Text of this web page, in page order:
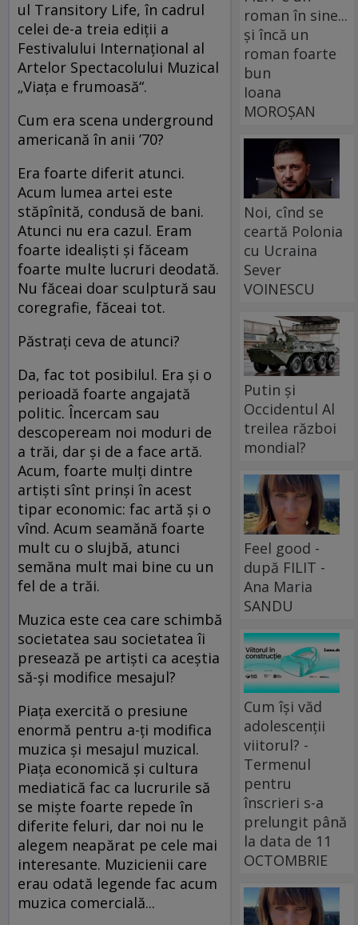
ul Transitory Life, în cadrul
celei de-a treia ediţii a
Festivalului Internaţional al
Artelor Spectacolului Muzical
„Viaţa e frumoasă“.
Cum era scena underground
americană în anii ’70?
Era foarte diferit atunci.
Acum lumea artei este
stăpînită, condusă de bani.
Atunci nu era cazul. Eram
foarte idealişti şi făceam
foarte multe lucruri deodată.
Nu făceai doar sculptură sau
coregrafie, făceai tot.
Păstraţi ceva de atunci?
Da, fac tot posibilul. Era şi o
perioadă foarte angajată
politic. Încercam sau
descopeream noi moduri de
a trăi, dar şi de a face artă.
Acum, foarte mulţi dintre
artişti sînt prinşi în acest
tipar economic: fac artă şi o
vînd. Acum seamănă foarte
mult cu o slujbă, atunci
semăna mult mai bine cu un
fel de a trăi.
Muzica este cea care schimbă
societatea sau societatea îi
presează pe artişti ca aceştia
să-şi modifice mesajul?
Piaţa exercită o presiune
enormă pentru a-ţi modifica
muzica şi mesajul muzical.
Piaţa economică şi cultura
mediatică fac ca lucrurile să
se mişte foarte repede în
diferite feluri, dar noi nu le
alegem neapărat pe cele mai
interesante. Muzicienii care
erau odată legende fac acum
muzica comercială...
roman în sine...
și încă un
roman foarte
bun
Ioana
MOROȘAN
Noi, cînd se
ceartă Polonia
cu Ucraina
Sever
VOINESCU
Putin și
Occidentul Al
treilea război
mondial?
Feel good -
după FILIT -
Ana Maria
SANDU
Cum își văd
adolescenții
viitorul? -
Termenul
pentru
înscrieri s-a
prelungit până
la data de 11
OCTOMBRIE